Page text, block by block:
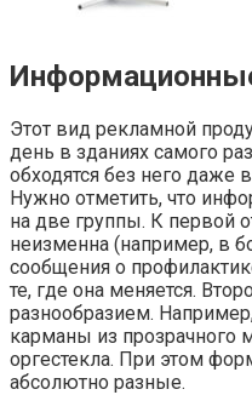
Этот вид рекламной
день в зданиях самого
обходятся без него даже
Нужно отметить, что
на две группы. К первой
неизменна (например, в
сообщения о
те, где она меняется.
разнообразием.
карманы из прозрачного
оргестекла. При этом
абсолютно разные.